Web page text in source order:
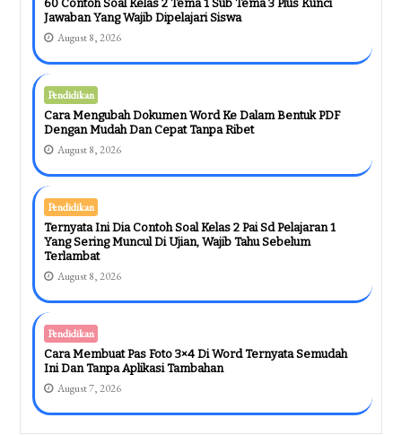
60 Contoh Soal Kelas 2 Tema 1 Sub Tema 3 Plus Kunci
Jawaban Yang Wajib Dipelajari Siswa
August 8, 2026
Pendidikan
Cara Mengubah Dokumen Word Ke Dalam Bentuk PDF
Dengan Mudah Dan Cepat Tanpa Ribet
August 8, 2026
Pendidikan
Ternyata Ini Dia Contoh Soal Kelas 2 Pai Sd Pelajaran 1
Yang Sering Muncul Di Ujian, Wajib Tahu Sebelum
Terlambat
August 8, 2026
Pendidikan
Cara Membuat Pas Foto 3×4 Di Word Ternyata Semudah
Ini Dan Tanpa Aplikasi Tambahan
August 7, 2026